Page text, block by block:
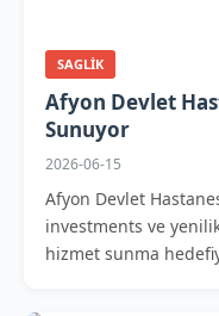
SAGLIK
Afyon Devlet
Sunuyor
2026-06-15
Afyon Devlet
investments ve
hizmet sunma